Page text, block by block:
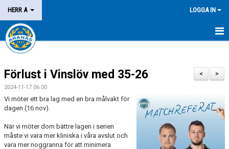
HERR A LOGGA IN
HEM
NYHETER
KALENDER
KONTAKT
>
<
Förlust i Vinslöv med 35-26
2024-11-17 06:00
Vi möter ett bra lag med en bra målvakt för
dagen (16 nov).
När vi möter dom bättre lagen i serien
måste vi vara mer kliniska i våra avslut och
vara mer noggranna för att minimera